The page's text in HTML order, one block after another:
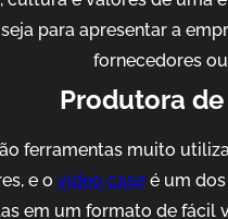
para apresentar a
fornecedores
Produtora de
ferramentas muito
e o video caseé um dos
em um formato de fácil